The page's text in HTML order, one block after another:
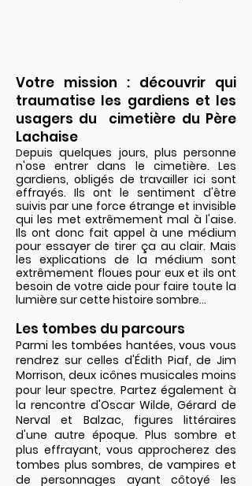
​Votre mission : découvrir qui
traumatise les gardiens et les
usagers du cimetière du Père
Lachaise
Depuis quelques jours, plus personne
n'ose entrer dans le cimetière. Les
gardiens, obligés de travailler ici sont
effrayés. Ils ont le sentiment d'être
suivis par une force étrange et invisible
qui les met extrêmement mal à l'aise.
Ils ont donc fait appel à une médium
pour essayer de tirer ça au clair. Mais
les explications de la médium sont
extrêmement floues pour eux et ils ont
besoin de votre aide pour faire toute la
lumière sur cette histoire sombre...
Les tombes du parcours
Parmi les tombées hantées, vous vous
rendrez sur celles d'Édith Piaf, de Jim
Morrison, deux icônes musicales moins
pour leur spectre. Partez également à
la rencontre d'Oscar Wilde, Gérard de
Nerval et Balzac, figures littéraires
d'une autre époque. Plus sombre et
plus effrayant, vous approcherez des
tombes plus sombres, de vampires et
de personnages ayant côtoyé les